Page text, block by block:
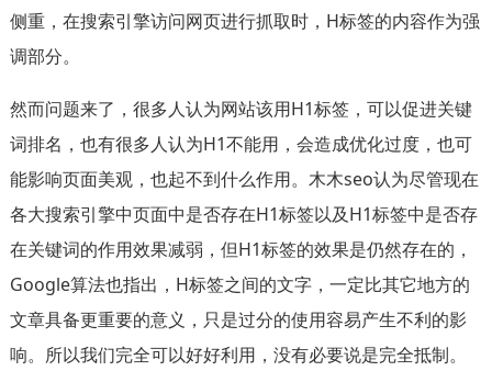
侧重，在搜索引擎访问网页进行抓取时，H标签的内容作为强
调部分。
然而问题来了，很多人认为网站该用H1标签，可以促进关键
词排名，也有很多人认为H1不能用，会造成优化过度，也可
能影响页面美观，也起不到什么作用。木木seo认为尽管现在
各大搜索引擎中页面中是否存在H1标签以及H1标签中是否存
在关键词的作用效果减弱，但H1标签的效果是仍然存在的，
Google算法也指出，H标签之间的文字，一定比其它地方的
文章具备更重要的意义，只是过分的使用容易产生不利的影
响。所以我们完全可以好好利用，没有必要说是完全抵制。